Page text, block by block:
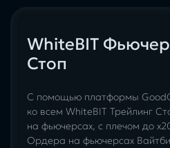
WhiteBIT
Стоп
С помощью платформы
ко всем WhiteBIT Трейлинг
на фьючерсах, с плечом до
Ордера на фьючерсах